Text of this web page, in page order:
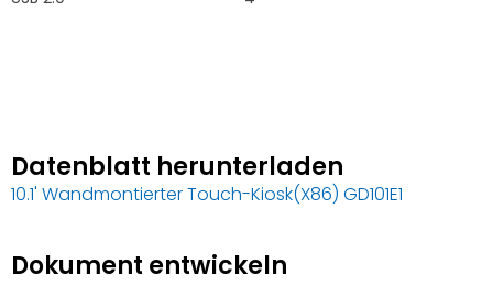
Datenblatt herunterladen
10.1' Wandmontierter Touch-Kiosk(X86) GD101E1
Dokument entwickeln